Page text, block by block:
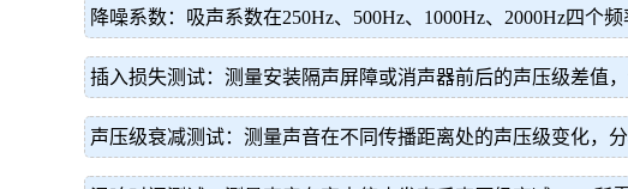
降噪系数：吸声系数在250Hz、500Hz、1000Hz、2000Hz四个
插入损失测试：测量安装隔声屏障或消声器前后的声压级差值
声压级衰减测试：测量声音在不同传播距离处的声压级变化，